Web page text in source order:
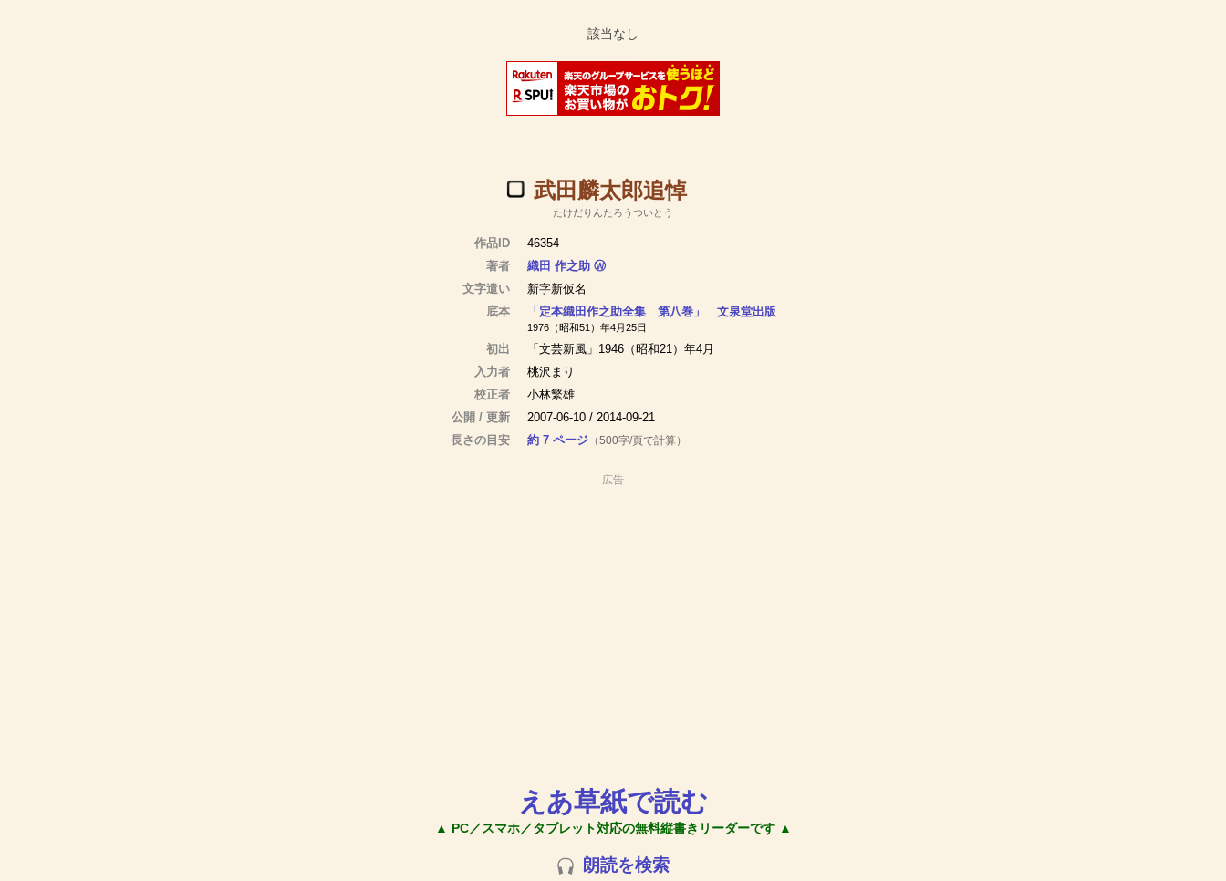
武田麟太郎追悼
たけだりんたろうついとう
作品ID
46354
著者
織田 作之助 Ⓦ
文字遣い
新字新仮名
底本
「定本織田作之助全集 第八巻」 文泉堂出版
1976（昭和51）年4月25日
初出
「文芸新風」1946（昭和21）年4月
入力者
桃沢まり
校正者
小林繁雄
公開 / 更新
2007-06-10 / 2014-09-21
長さの目安
約 7 ページ（500字/頁で計算）
広告
えあ草紙で読む
▲ PC／スマホ／タブレット対応の無料縦書きリーダーです ▲
朗読を検索